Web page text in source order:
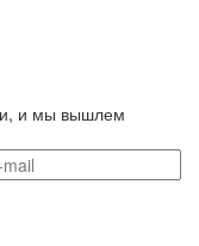
и мы вышлем